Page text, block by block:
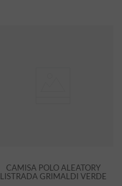
CAMISA POLO ALEATORY
LISTRADA GRIMALDI VERDE